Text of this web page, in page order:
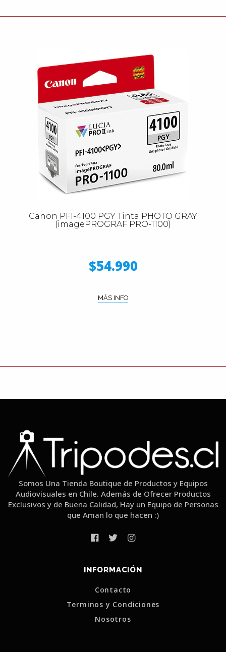
Canon PFI-4100 PGY Tinta PHOTO GRAY
(imagePROGRAF PRO-1100)
$54.990
MÁS INFO
Somos Una Tienda Boutique de Productos y Equipos
Audiovisuales en Chile. Además de Ofrecer Productos
Exclusivos y de Buena Calidad, Hay un Equipo de Personas
que Aman lo que hacen :)
INFORMACIÓN
Contacto
Terminos y Condiciones
Nosotros